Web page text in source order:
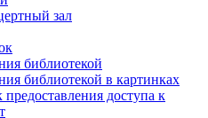
зал
библиотекой
библиотекой в картинках
доступа к